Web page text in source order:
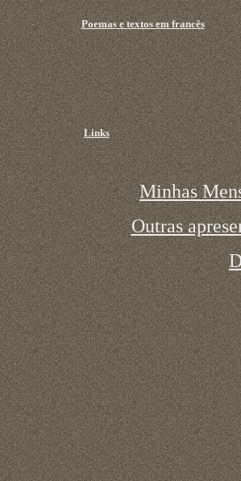
Poemas e textos em francês
Links
Minhas
Outras